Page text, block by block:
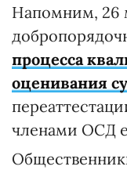
Напомним, 26
процесса
оценивания
членами ОСД